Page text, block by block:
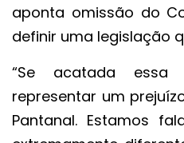
aponta omissão do
definir uma legislação
“Se acatada essa
representar um
Pantanal. Estamos